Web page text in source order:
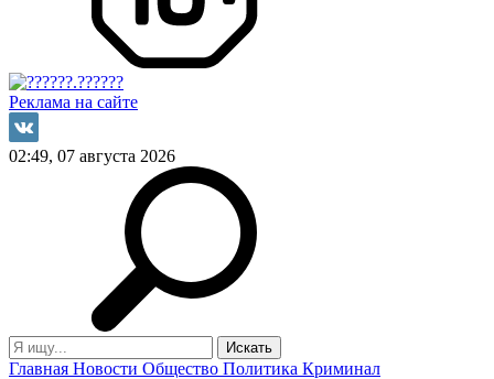
Реклама на сайте
02:49, 07 августа 2026
Главная Новости Общество Политика Криминал